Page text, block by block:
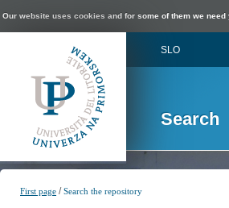
Our website uses cookies and for some of them we need
SLO
Search
First page /Search the repository